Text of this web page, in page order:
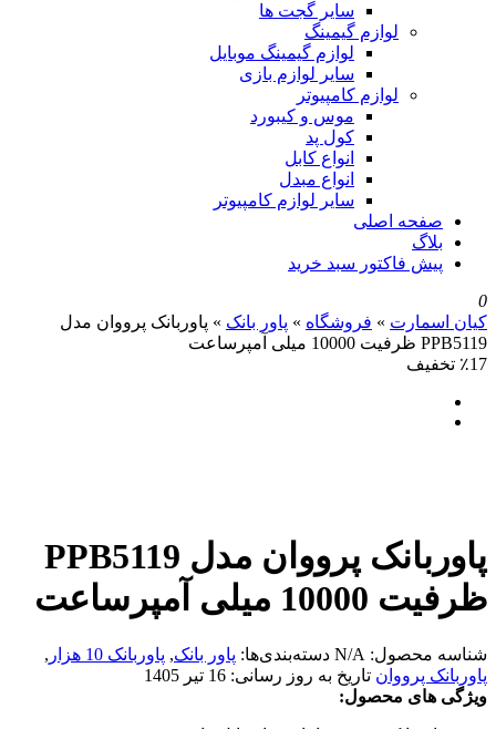
سایر گجت ها
لوازم گیمینگ
لوازم گیمینگ موبایل
سایر لوازم بازی
لوازم کامپیوتر
موس و کیبورد
کول پد
انواع کابل
انواع مبدل
سایر لوازم کامپیوتر
صفحه اصلی
بلاگ
پیش فاکتور سبد خرید
0
کیان اسمارت » فروشگاه » پاور بانک » پاوربانک پرووان مدل
PPB5119 ظرفیت 10000 میلی آمپرساعت
٪17 تخفیف
پاوربانک پرووان مدل PPB5119
ظرفیت 10000 میلی آمپرساعت
شناسه محصول: N/A دسته‌بندی‌ها: پاور بانک, پاوربانک 10 هزار
,
پاوربانک پرووان تاریخ به روز رسانی: 16 تیر 1405
ویژگی های محصول: